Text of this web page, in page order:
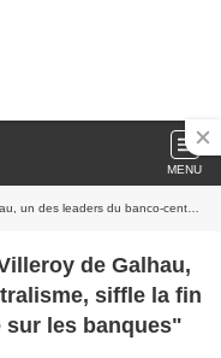
MENU
siffle la fin de la partie "jouer à la baisse sur les banques"
de Galhau,
siffle la fin
sur les banques"